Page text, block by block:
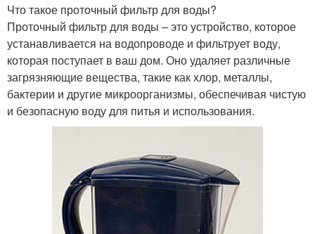
Что такое проточный фильтр для воды?
Проточный фильтр для воды – это устройство, которое
устанавливается на водопроводе и фильтрует воду,
которая поступает в ваш дом. Оно удаляет различные
загрязняющие вещества, такие как хлор, металлы,
бактерии и другие микроорганизмы, обеспечивая чистую
и безопасную воду для питья и использования.